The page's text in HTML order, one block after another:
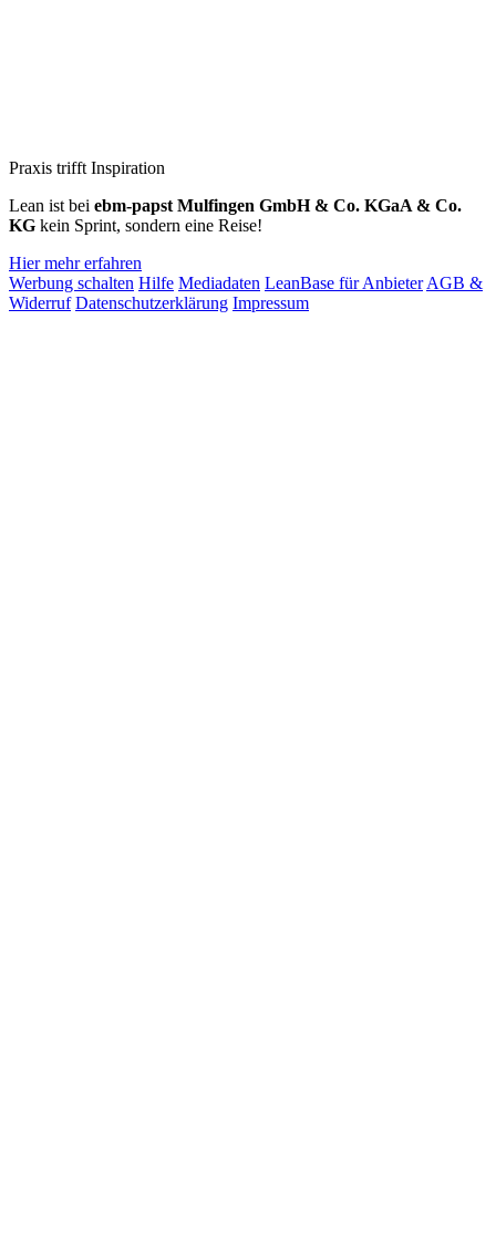
Praxis trifft Inspiration
Lean ist bei ebm‑papst Mulfingen GmbH & Co. KGaA & Co.
KG kein Sprint, sondern eine Reise!
Hier mehr erfahren
Werbung schalten Hilfe Mediadaten LeanBase für Anbieter AGB &
Widerruf Datenschutzerklärung Impressum